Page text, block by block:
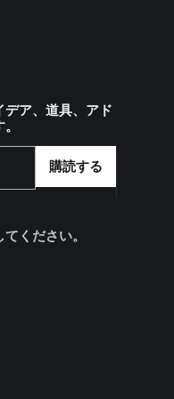
ア、道具、アド
ください。